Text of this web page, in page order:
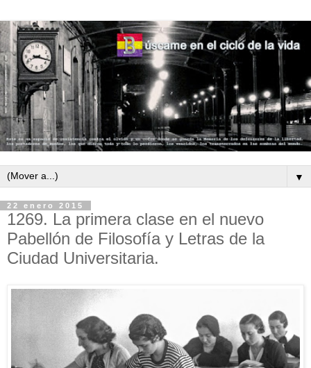
▼
22 enero 2015
1269. La primera clase en el nuevo
Pabellón de Filosofía y Letras de la
Ciudad Universitaria.